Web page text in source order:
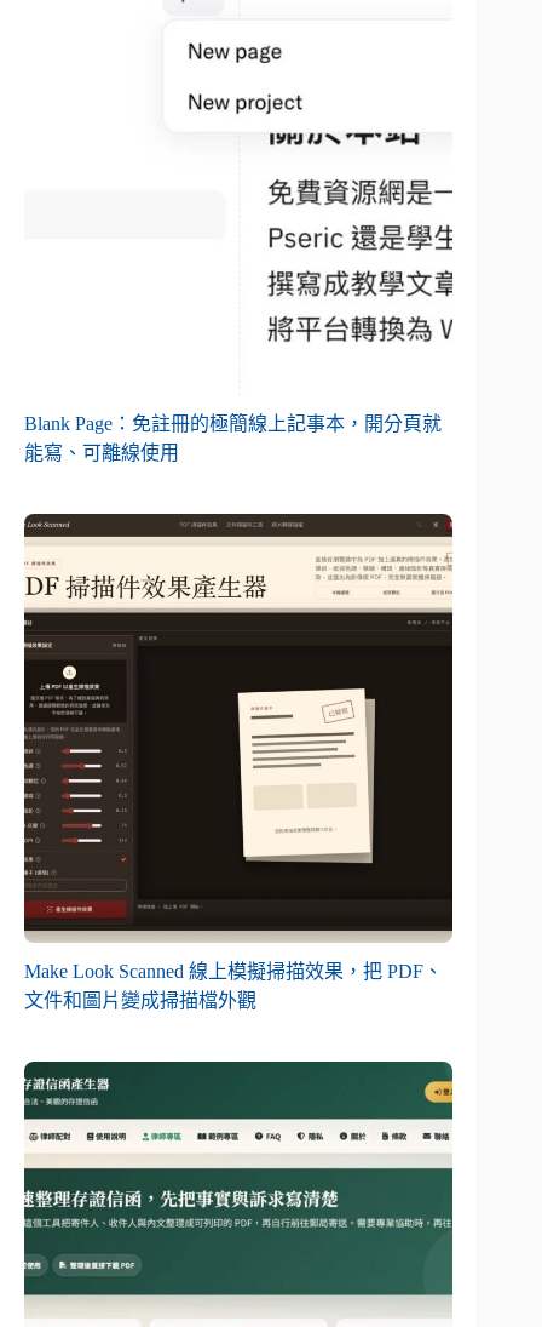
Blank Page：免註冊的極簡線上記事本，開分頁就
能寫、可離線使用
Make Look Scanned 線上模擬掃描效果，把 PDF、
文件和圖片變成掃描檔外觀